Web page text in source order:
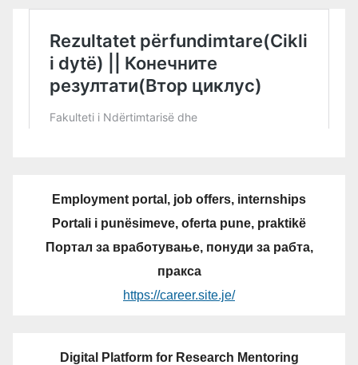
Employment portal, job offers, internships
Portali i punësimeve, oferta pune, praktikë
Портал за вработување, понуди за рабта,
пракса
https://career.site.je/
Digital Platform for Research Mentoring